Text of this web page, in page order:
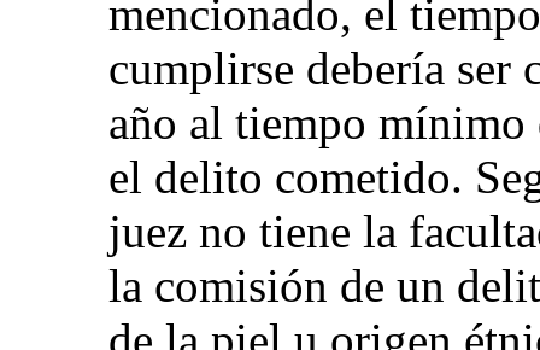
mencionado, el
cumplirse debería ser
año al tiempo mínimo
el delito cometido.
juez no tiene la
la comisión de un
de la piel u origen